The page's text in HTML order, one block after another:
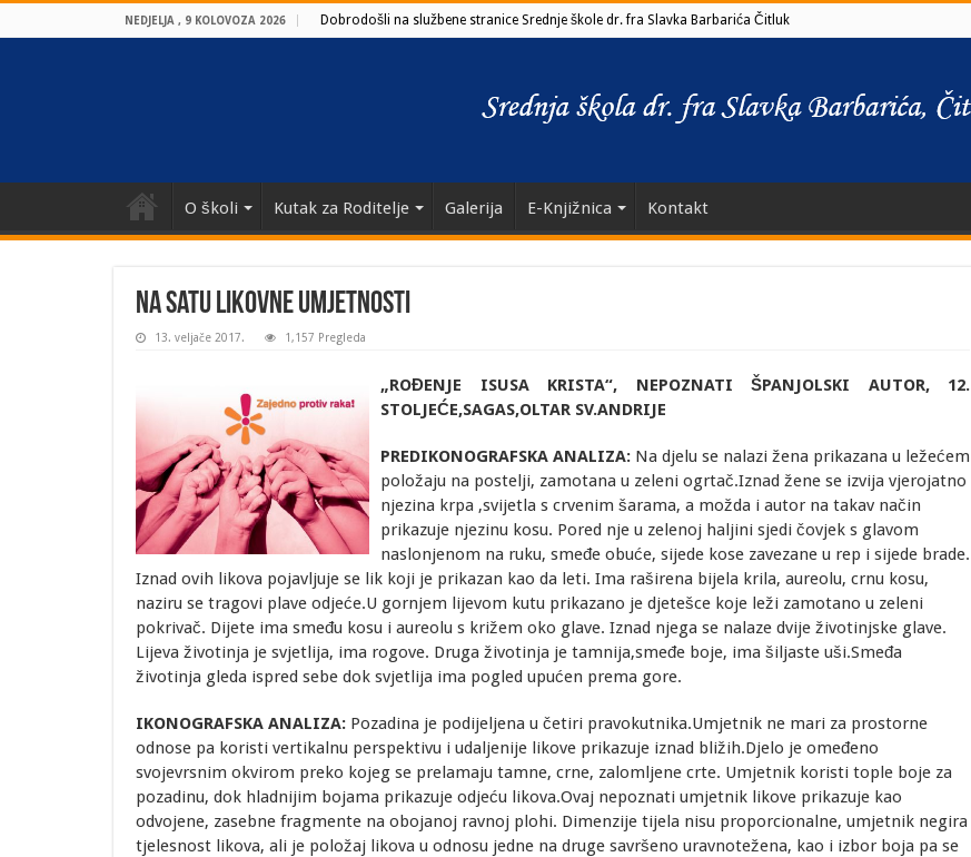
NEDJELJA , 9 KOLOVOZA 2026 Dobrodošli na službene stranice Srednje škole dr. fra Slavka Barbarića Čitluk
O školi Kutak za Roditelje Galerija E-Knjižnica Kontakt
Na satu likovne umjetnosti
13. veljače 2017. 1,157 Pregleda
„ROĐENJE ISUSA KRISTA“, NEPOZNATI ŠPANJOLSKI AUTOR, 12.
STOLJEĆE,SAGAS,OLTAR SV.ANDRIJE
PREDIKONOGRAFSKA ANALIZA: Na djelu se nalazi žena prikazana u ležećem
položaju na postelji, zamotana u zeleni ogrtač.Iznad žene se izvija vjerojatno
njezina krpa ,svijetla s crvenim šarama, a možda i autor na takav način
prikazuje njezinu kosu. Pored nje u zelenoj haljini sjedi čovjek s glavom
naslonjenom na ruku, smeđe obuće, sijede kose zavezane u rep i sijede brade.
Iznad ovih likova pojavljuje se lik koji je prikazan kao da leti. Ima raširena bijela krila, aureolu, crnu kosu,
naziru se tragovi plave odjeće.U gornjem lijevom kutu prikazano je djetešce koje leži zamotano u zeleni
pokrivač. Dijete ima smeđu kosu i aureolu s križem oko glave. Iznad njega se nalaze dvije životinjske glave.
Lijeva životinja je svjetlija, ima rogove. Druga životinja je tamnija,smeđe boje, ima šiljaste uši.Smeđa
životinja gleda ispred sebe dok svjetlija ima pogled upućen prema gore.
IKONOGRAFSKA ANALIZA: Pozadina je podijeljena u četiri pravokutnika.Umjetnik ne mari za prostorne
odnose pa koristi vertikalnu perspektivu i udaljenije likove prikazuje iznad bližih.Djelo je omeđeno
svojevrsnim okvirom preko kojeg se prelamaju tamne, crne, zalomljene crte. Umjetnik koristi tople boje za
pozadinu, dok hladnijim bojama prikazuje odjeću likova.Ovaj nepoznati umjetnik likove prikazuje kao
odvojene, zasebne fragmente na obojanoj ravnoj plohi. Dimenzije tijela nisu proporcionalne, umjetnik negira
tjelesnost likova, ali je položaj likova u odnosu jedne na druge savršeno uravnotežena, kao i izbor boja pa se